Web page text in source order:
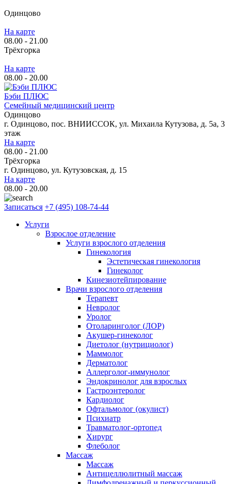
Одинцово
На карте
08.00 - 21.00
Трёхгорка
На карте
08.00 - 20.00
Бэби ПЛЮС
Семейный медицинский центр
Одинцово
г. Одинцово, пос. ВНИИССОК, ул. Михаила Кутузова, д. 5а, 3
этаж
На карте
08.00 - 21.00
Трёхгорка
г. Одинцово, ул. Кутузовская, д. 15
На карте
08.00 - 20.00
Записаться +7 (495) 108-74-44
Услуги
Взрослое отделение
Услуги взрослого отделения
Гинекология
Эстетическая гинекология
Гинеколог
Кинезиотейпирование
Врачи взрослого отделения
Терапевт
Невролог
Уролог
Отоларинголог (ЛОР)
Акушер-гинеколог
Диетолог (нутрициолог)
Маммолог
Дерматолог
Аллерголог-иммунолог
Эндокринолог для взрослых
Гастроэнтеролог
Кардиолог
Офтальмолог (окулист)
Психиатр
Травматолог-ортопед
Хирург
Флеболог
Массаж
Массаж
Антицеллюлитный массаж